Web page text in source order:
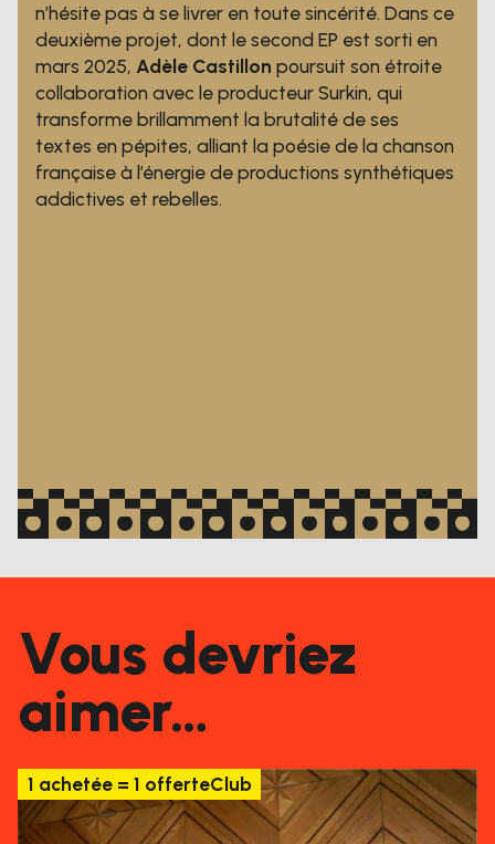
n’hésite pas à se livrer en toute sincérité. Dans ce
deuxième projet, dont le second EP est sorti en
mars 2025, Adèle Castillon poursuit son étroite
collaboration avec le producteur Surkin, qui
transforme brillamment la brutalité de ses
textes en pépites, alliant la poésie de la chanson
française à l’énergie de productions synthétiques
addictives et rebelles.
Vous devriez
aimer…
1 achetée = 1 offerteClub